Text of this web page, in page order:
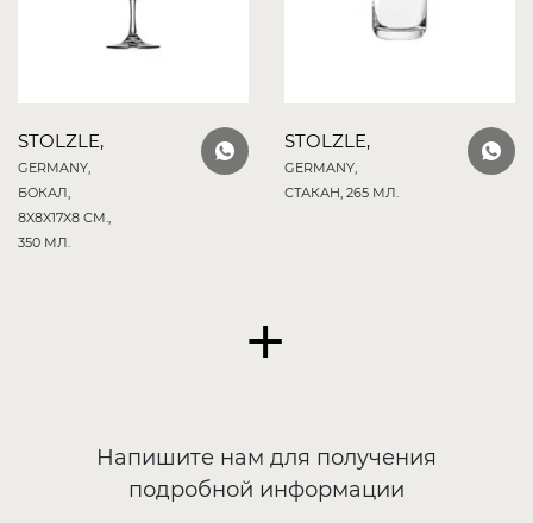
STOLZLE,
GERMANY,
БОКАЛ,
8X8X17X8 СМ.,
350 МЛ.
STOLZLE,
GERMANY,
СТАКАН, 265 МЛ.
+
Напишите нам для получения
подробной информации